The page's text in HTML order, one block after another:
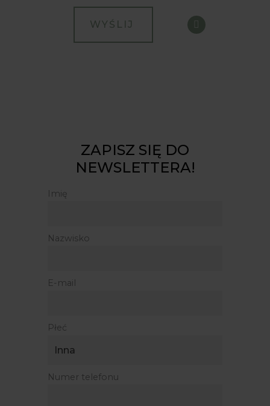
ZAPISZ SIĘ DO
NEWSLETTERA!
Imię
Nazwisko
E-mail
Płeć
Numer telefonu